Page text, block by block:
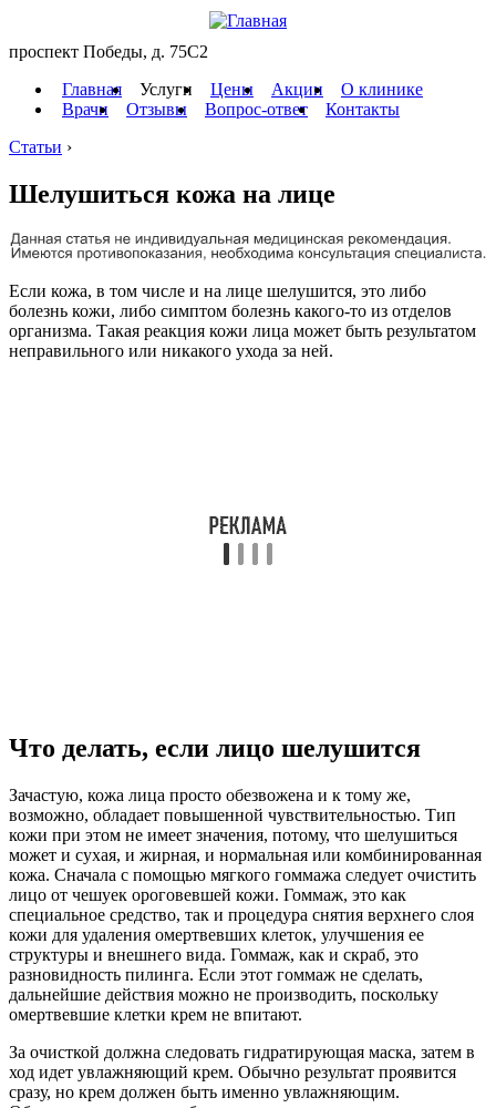
проспект Победы, д. 75C2
Главная
Услуги Цены Акции
О клинике
Врачи
Отзывы Вопрос-ответ
Контакты
Статьи ›
Шелушиться кожа на лице
Если кожа, в том числе и на лице шелушится, это либо
болезнь кожи, либо симптом болезнь какого-то из отделов
организма. Такая реакция кожи лица может быть результатом
неправильного или никакого ухода за ней.
Что делать, если лицо шелушится
Зачастую, кожа лица просто обезвожена и к тому же,
возможно, обладает повышенной чувствительностью. Тип
кожи при этом не имеет значения, потому, что шелушиться
может и сухая, и жирная, и нормальная или комбинированная
кожа. Сначала с помощью мягкого гоммажа следует очистить
лицо от чешуек ороговевшей кожи. Гоммаж, это как
специальное средство, так и процедура снятия верхнего слоя
кожи для удаления омертвевших клеток, улучшения ее
структуры и внешнего вида. Гоммаж, как и скраб, это
разновидность пилинга. Если этот гоммаж не сделать,
дальнейшие действия можно не производить, поскольку
омертвевшие клетки крем не впитают.
За очисткой должна следовать гидратирующая маска, затем в
ход идет увлажняющий крем. Обычно результат проявится
сразу, но крем должен быть именно увлажняющим.